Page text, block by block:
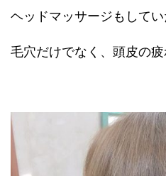
ヘッドマッサージもして
毛穴だけでなく、頭皮の